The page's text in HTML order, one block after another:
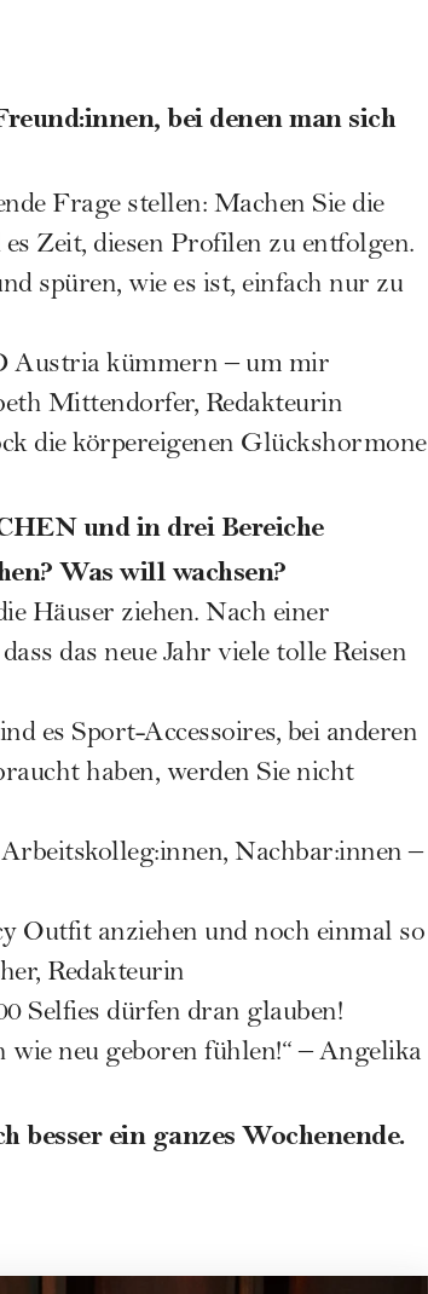
bei denen man sich
Frage stellen: Machen Sie die
Zeit, diesen Profilen zu entfolgen.
spüren, wie es ist, einfach nur zu
Austria kümmern – um mir
Mittendorfer, Redakteurin
die körpereigenen Glückshormone
und in drei Bereiche
Was will wachsen?
Häuser ziehen. Nach einer
das neue Jahr viele tolle Reisen
es Sport-Accessoires, bei anderen
haben, werden Sie nicht
Nachbar:innen –
Outfit anziehen und noch einmal so
Redakteurin
Selfies dürfen dran glauben!
wie neu geboren fühlen!“ – Angelika
ein ganzes Wochenende.